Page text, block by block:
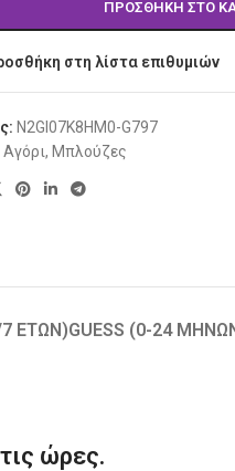
ΠΡΟΣΘΉΚΗ ΣΤΟ
στη λίστα επιθυμιών
N2GI07K8HM0-G797
Αγόρι, Μπλούζες
7 ΕΤΏΝ)GUESS (0-24
ώρες.